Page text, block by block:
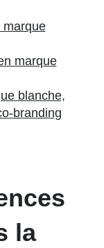
marque
marque
blanche,
branding
la